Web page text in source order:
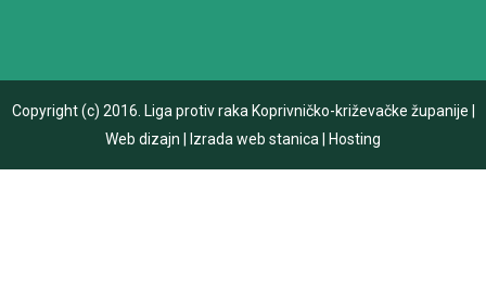
Copyright (c) 2016. Liga protiv raka Koprivničko-križevačke županije
Web dizajn
Izrada web stanica Hosting